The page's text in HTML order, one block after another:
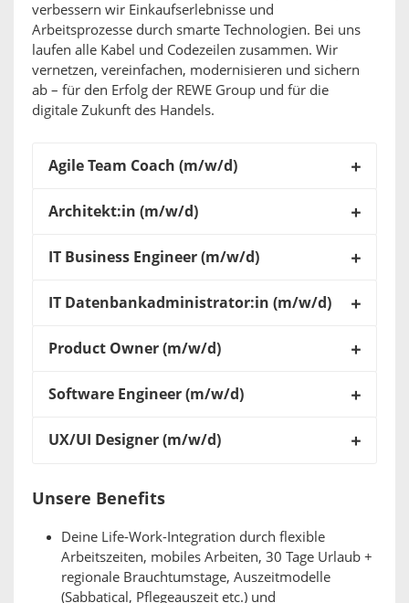
verbessern wir Einkaufserlebnisse und
Arbeitsprozesse durch smarte Technologien. Bei uns
laufen alle Kabel und Codezeilen zusammen. Wir
vernetzen, vereinfachen, modernisieren und sichern
ab – für den Erfolg der REWE Group und für die
digitale Zukunft des Handels.
Agile Team Coach (m/w/d)
Architekt:in (m/w/d)
IT Business Engineer (m/w/d)
IT Datenbankadministrator:in (m/w/d)
Product Owner (m/w/d)
Software Engineer (m/w/d)
UX/UI Designer (m/w/d)
Unsere Benefits
Deine Life-Work-Integration durch flexible
Arbeitszeiten, mobiles Arbeiten, 30 Tage Urlaub +
regionale Brauchtumstage, Auszeitmodelle
(Sabbatical, Pflegeauszeit etc.) und